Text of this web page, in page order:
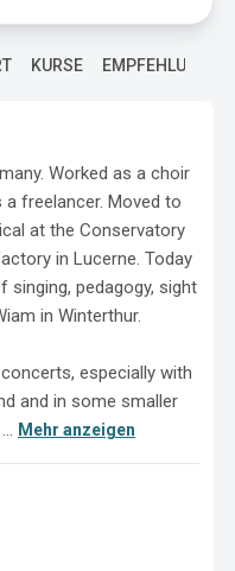
KURSE EMPFEHLUNGEN
Worked as a choir
freelancer. Moved to
at the Conservatory
in Lucerne. Today
singing, pedagogy, sight
in Winterthur.
especially with
and in some smaller
Mehr anzeigen